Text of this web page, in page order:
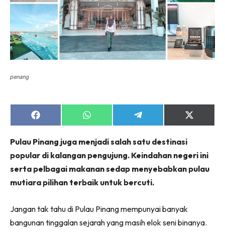
penang
Share
on
Share
on
Share
on
Share
on
Pulau Pinang juga menjadi salah satu destinasi
popular di kalangan pengujung. Keindahan negeri ini
serta pelbagai makanan sedap menyebabkan pulau
mutiara pilihan terbaik untuk bercuti.
Jangan tak tahu di Pulau Pinang mempunyai banyak
bangunan tinggalan sejarah yang masih elok seni binanya.